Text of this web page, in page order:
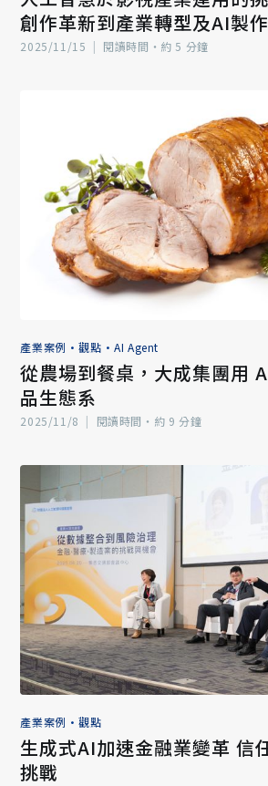
創作革新到產業轉型及AI製
契機（三）
2025/11/15 | 閱讀時間‧約 5 分鐘
產業案例 •觀點 •AI Agent
從農場到餐桌，大成集團用
品生態系
2025/11/8 | 閱讀時間‧約 9 分鐘
產業案例 •觀點
生成式AI加速金融業變革 信
挑戰